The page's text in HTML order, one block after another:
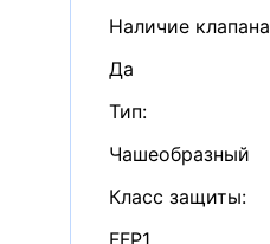
Наличие клапана
Да
Тип:
Чашеобразный
Класс защиты:
FFP1